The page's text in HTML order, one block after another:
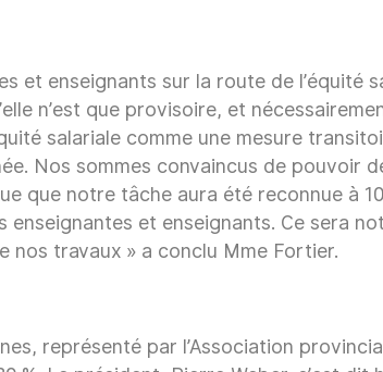
et enseignants sur la route de l’équité
n’est que provisoire, et
salariale comme une mesure
Nos sommes convaincus de pouvoir
que notre tâche aura été reconnue à
enseignantes et enseignants. Ce sera
travaux » a conclu Mme Fortier.
représenté par l’Association